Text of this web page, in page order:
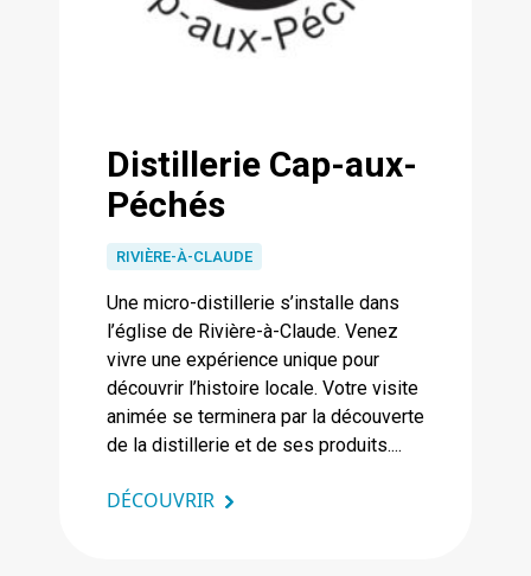
Distillerie Cap-aux-
Péchés
RIVIÈRE-À-CLAUDE
Une micro-distillerie s’installe dans
l’église de Rivière-à-Claude. Venez
vivre une expérience unique pour
découvrir l’histoire locale. Votre visite
animée se terminera par la découverte
de la distillerie et de ses produits....
DÉCOUVRIR